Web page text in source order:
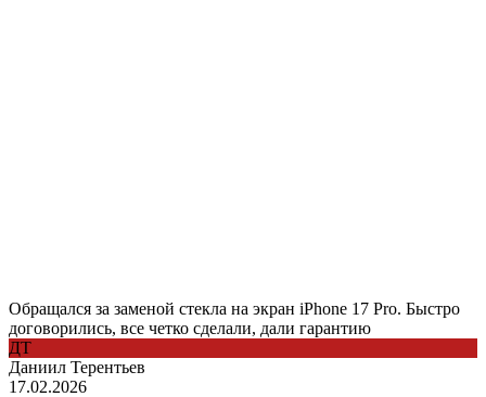
Обращался за заменой стекла на экран iPhone 17 Pro. Быстро
договорились, все четко сделали, дали гарантию
ДТ
Даниил Терентьев
17.02.2026